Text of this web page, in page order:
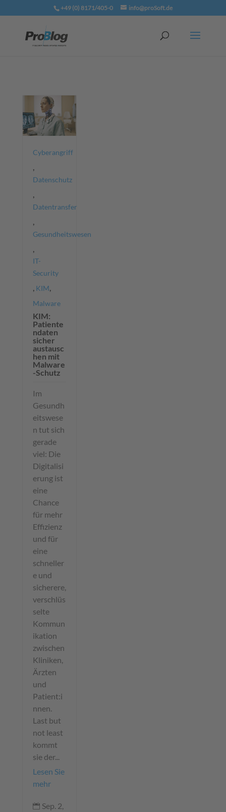
+49 (0) 8171/405-0 info@proSoft.de
Cyberangriff
Datenschutz
Datentransfer
Gesundheitswesen
IT-
Security
KIM
Malware
KIM:
Patiente
ndaten
sicher
austausc
hen mit
Malware
-Schutz
Im
Gesundh
eitswese
n tut sich
gerade
viel: Die
Digitalisi
erung ist
eine
Chance
für mehr
Effizienz
und für
eine
schneller
e und
sicherere,
verschlüs
selte
Kommun
ikation
zwischen
Kliniken,
Ärzten
und
Patient:i
nnen.
Last but
not least
kommt
sie der...
Lesen Sie
mehr
 Sep. 2,